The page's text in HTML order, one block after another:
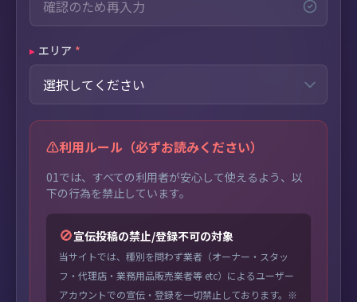
▸ エリア *
⚠️利用ルール（必ずお読みください）
01では、すべての利用者が安心して使えるよう、以
下の行為を禁止しています。
🚫宣伝投稿の禁止/登録不可の対象
当サイトでは、種別を問わず業者（オーナー・スタッ
フ・代理店・業務用品販売業者等 etc）によるユーザー
アカウントでの宣伝・登録を一切禁止しております。※